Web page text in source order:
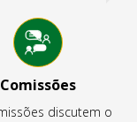
Comissões
discutem o